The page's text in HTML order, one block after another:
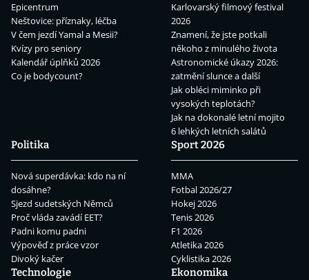
Epicentrum
Neštovice: příznaky, léčba
V čem jezdí Yamal a Mesii?
Kvízy pro seniory
Kalendář úplňků 2026
Co je bodycount?
Karlovarský filmový festival
2026
Znamení, že jste potkali
někoho z minulého života
Astronomické úkazy 2026:
zatmění slunce a další
Jak obléci miminko při
vysokých teplotách?
Jak na dokonalé letní mojito
6 lehkých letních salátů
Politika
Nová superdávka: kdo na ní
dosáhne?
Sjezd sudetských Němců
Proč vláda zavádí EET?
Padni komu padni
Výpověď z práce vzor
Divoký kačer
Sport 2026
MMA
Fotbal 2026/27
Hokej 2026
Tenis 2026
F1 2026
Atletika 2026
Cyklistika 2026
Technologie
Ekonomika